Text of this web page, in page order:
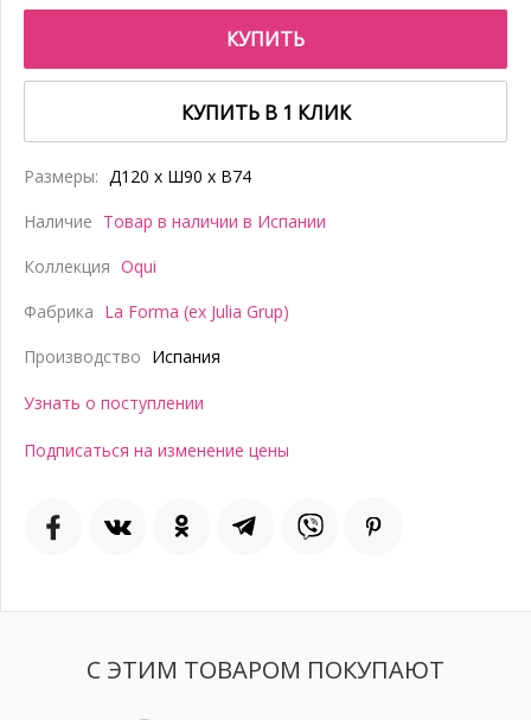
КУПИТЬ
КУПИТЬ В 1 КЛИК
Размеры: Д120 x Ш90 x В74
Наличие Товар в наличии в Испании
Коллекция Oqui
Фабрика La Forma (ex Julia Grup)
Производство Испания
Узнать о поступлении
Подписаться на изменение цены
С ЭТИМ ТОВАРОМ ПОКУПАЮТ